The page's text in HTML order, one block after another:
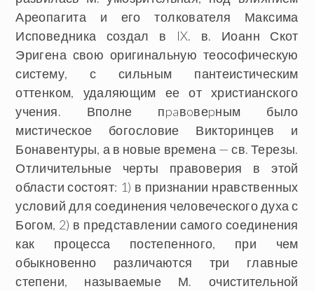
Ареопагита и его толкователя Максима
Исповедника создал в IX. в. Иоанн Скот
Эригена свою оригинальную теософическую
систему, с сильным пантеистическим
оттенком, удаляющим ее от христианского
учения. Вполне пpaвoвеpным было
мистическое богословие Викторинцев и
Бонавентуры, а в новые времена — св. Терезы.
Отличительные черты правоверия в этой
области состоят: 1) в признании нравственных
условий для соединения человеческого духа с
Богом, 2) в представлении самого соединения
как процесса постепенного, при чем
обыкновенно различаются три главные
степени, называемые М. очистительной